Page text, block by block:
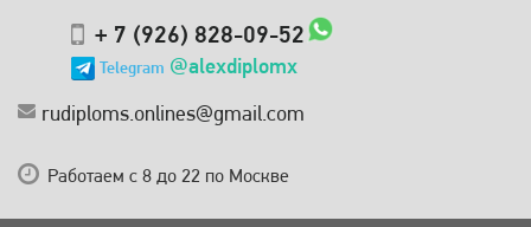
+ 7 (926) 828-09-52
Telegram @alexdiplomx
rudiploms.onlines@gmail.com
Работаем с 8 до 22 по Москве